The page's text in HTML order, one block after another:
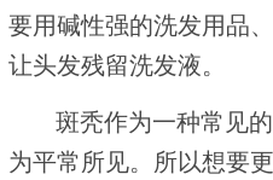
要用碱性强的洗发用品
让头发残留洗发液。
斑秃作为一种常见
为平常所见。所以想要